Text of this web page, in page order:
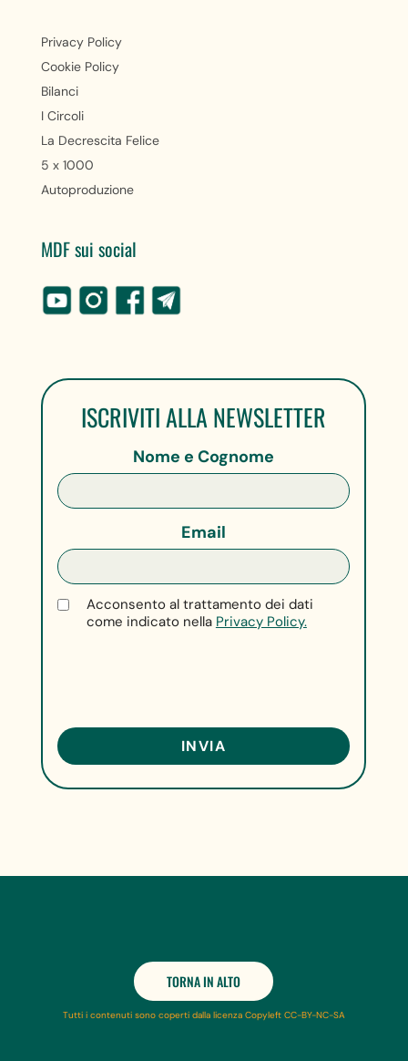
Privacy Policy
Cookie Policy
Bilanci
I Circoli
La Decrescita Felice
5 x 1000
Autoproduzione
MDF sui social
ISCRIVITI ALLA NEWSLETTER
Nome e Cognome
Email
Acconsento al trattamento dei dati
come indicato nella Privacy Policy.
TORNA IN ALTO
Tutti i contenuti sono coperti dalla licenza Copyleft CC-BY-NC-SA